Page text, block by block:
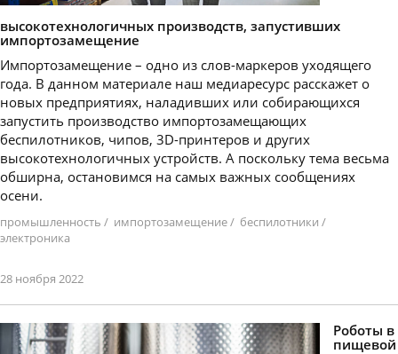
высокотехнологичных производств, запустивших
импортозамещение
Импортозамещение – одно из слов-маркеров уходящего
года. В данном материале наш медиаресурс расскажет о
новых предприятиях, наладивших или собирающихся
запустить производство импортозамещающих
беспилотников, чипов, 3D-принтеров и других
высокотехнологичных устройств. А поскольку тема весьма
обширна, остановимся на самых важных сообщениях
осени.
промышленность / импортозамещение/ беспилотники /
электроника
28 ноября 2022
Роботы в
пищевой